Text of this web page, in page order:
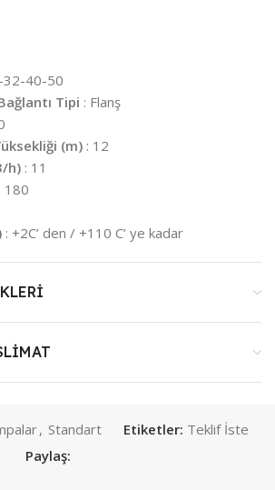
32-40-50
Tipi : Flanş
(m) : 12
h) : 11
180
: +2C’ den / +110 C’ ye kadar
, Standart Etiketler: Teklif İste
Paylaş: